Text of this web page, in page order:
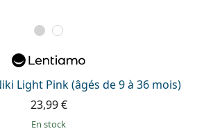
Light Pink (âgés de 9 à 36 mois)
23,99 €
en stock